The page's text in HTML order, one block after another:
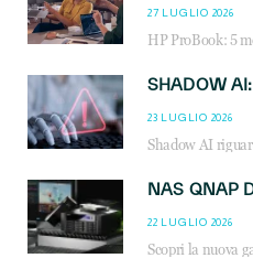
27 LUGLIO 2026
23 LUGLIO 2026
22 LUGLIO 2026